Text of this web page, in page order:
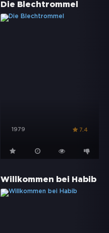
Die Blechtrommel
1979 7.4
Willkommen bei Habib